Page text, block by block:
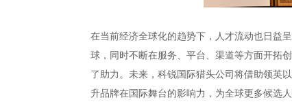
在当前经济全球化的趋势下，人才流动也日益
球，同时不断在服务、平台、渠道等方面开拓
了助力。未来，科锐国际猎头公司将借助领英
升品牌在国际舞台的影响力，为全球更多候选